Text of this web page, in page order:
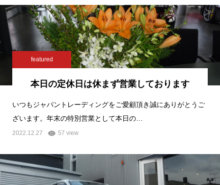
featured
本日の定休日は休まず営業しております
いつもジャパントレーディングをご愛顧頂き誠にありがとうご
ざいます。年末の特別営業として本日の…
2022.12.27 57 view